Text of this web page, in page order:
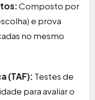
Composto por
e prova
no mesmo
(TAF): Testes de
para avaliar o